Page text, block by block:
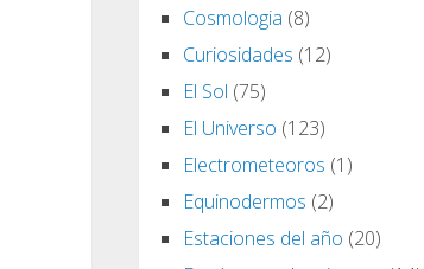
Cosmologia (8)
Curiosidades (12)
El Sol (75)
El Universo (123)
Electrometeoros (1)
Equinodermos (2)
Estaciones del año (20)